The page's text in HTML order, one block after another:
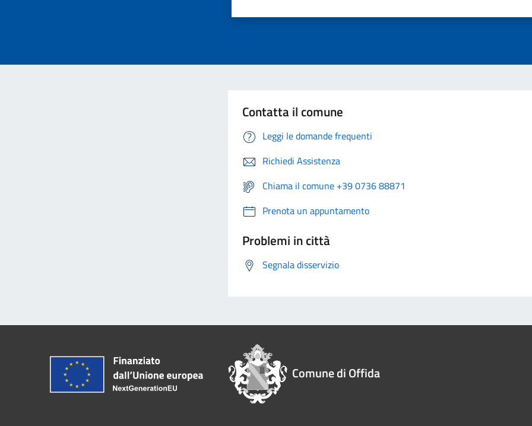
Contatta il comune
Leggi le domande frequenti
Richiedi Assistenza
Chiama il comune +39 0736 88871
Prenota un appuntamento
Problemi in città
Segnala disservizio
Comune di Offida